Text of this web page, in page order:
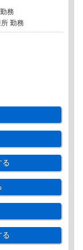
務
勤務
る
る